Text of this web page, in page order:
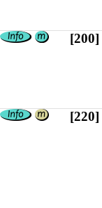
[200]
[220]